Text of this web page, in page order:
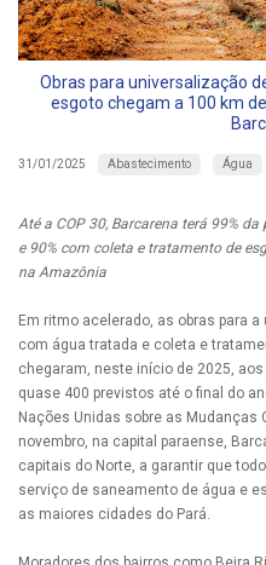
Obras para universalização
esgoto chegam a 100 km
31/01/2025 Abastecimento Água
Até a COP 30, Barcarena terá 99%
e 90% com coleta e tratamento de
na Amazônia
Em ritmo acelerado, as obras para
com água tratada e coleta e
chegaram, neste início de 2025,
quase 400 previstos até o final do
Nações Unidas sobre as
novembro, na capital paraense,
capitais do Norte, a garantir que
serviço de saneamento de água e
as maiores cidades do Pará.